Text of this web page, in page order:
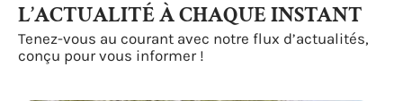
L’ACTUALITÉ À CHAQUE INSTANT
Tenez-vous au courant avec notre flux d’actualités,
conçu pour vous informer !